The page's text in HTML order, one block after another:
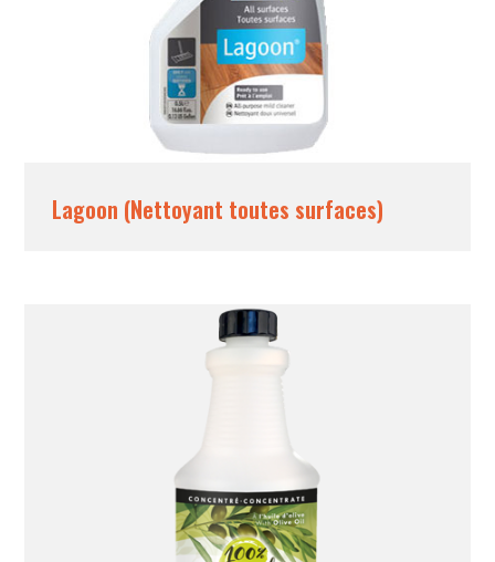
Lagoon (Nettoyant toutes surfaces)